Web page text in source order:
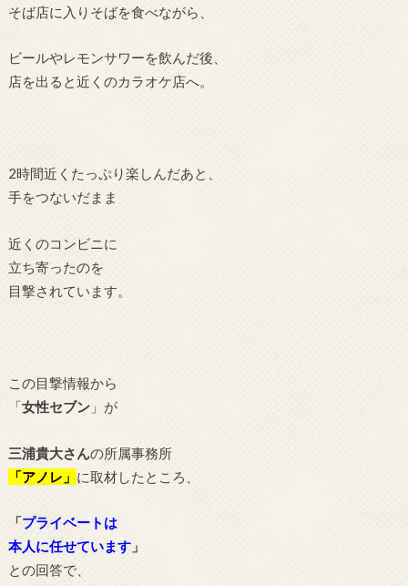
そば店に入りそばを食べながら、
ビールやレモンサワーを飲んだ後、
店を出ると近くのカラオケ店へ。
2時間近くたっぷり楽しんだあと、
手をつないだまま
近くのコンビニに
立ち寄ったのを
目撃されています。
この目撃情報から
「女性セブン」が
三浦貴大さんの所属事務所
「アノレ」 に取材したところ、
「プライベートは
本人に任せています」
との回答で、